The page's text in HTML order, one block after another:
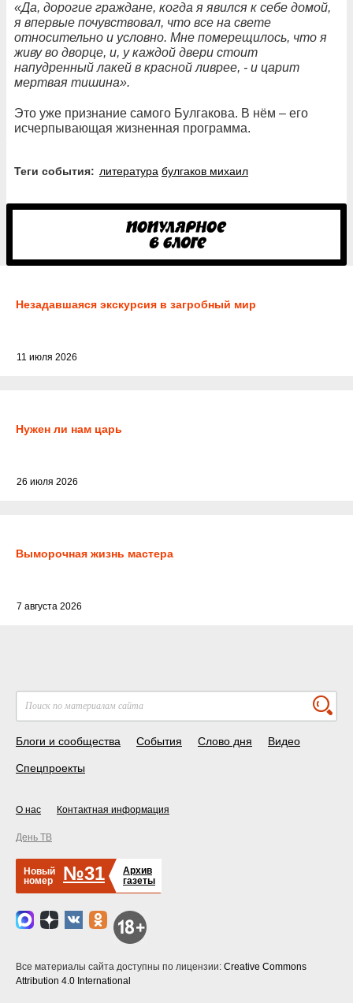
«Да, дорогие граждане, когда я явился к себе домой,
я впервые почувствовал, что все на свете
относительно и условно. Мне померещилось, что я
живу во дворце, и, у каждой двери стоит
напудренный лакей в красной ливрее, - и царит
мертвая тишина».
Это уже признание самого Булгакова. В нём – его
исчерпывающая жизненная программа.
Теги события: литература булгаков михаил
Незадавшаяся экскурсия в загробный мир
11 июля 2026
Нужен ли нам царь
26 июля 2026
Выморочная жизнь мастера
7 августа 2026
Блоги и сообщества События Слово дня Видео
Спецпроекты
О нас Контактная информация
День ТВ
Новый
номер
№31
Архив
газеты
Все материалы сайта доступны по лицензии: Creative Commons
Attribution 4.0 International